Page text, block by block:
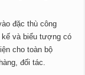
đặc thù công
và biểu tượng có
cho toàn bộ
đối tác.